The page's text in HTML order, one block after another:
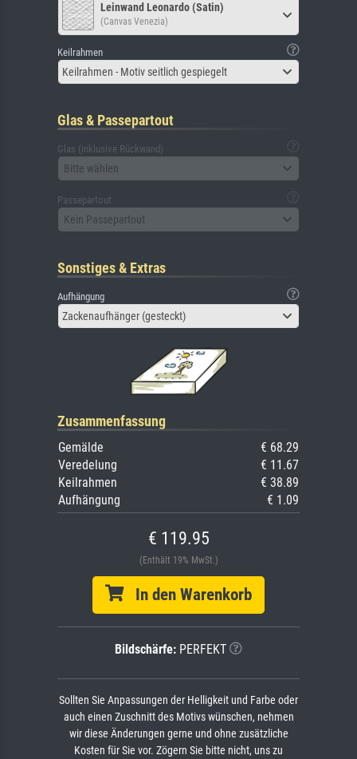
Leinwand Leonardo (Satin)
(Canvas Venezia)
Keilrahmen
Keilrahmen - Motiv seitlich gespiegelt
Glas & Passepartout
Glas (inklusive Rückwand)
Bitte wählen
Passepartout
Kein Passepartout
Sonstiges & Extras
Aufhängung
Zackenaufhänger (gesteckt)
Zusammenfassung
Gemälde
€ 68.29
Veredelung
€ 11.67
Keilrahmen
€ 38.89
Aufhängung
€ 1.09
€ 119.95
(Enthält 19% MwSt.)
In den Warenkorb
Bildschärfe: PERFEKT
Sollten Sie Anpassungen der Helligkeit und Farbe oder
auch einen Zuschnitt des Motivs wünschen, nehmen
wir diese Änderungen gerne und ohne zusätzliche
Kosten für Sie vor. Zögern Sie bitte nicht, uns zu